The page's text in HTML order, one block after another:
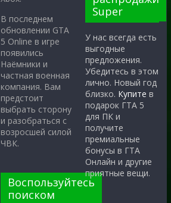
В последнем
обновлении GTA
5 Online в игре
появились
Наёмники и
частная военная
компания. Вам
предстоит
выбрать сторону
и разобраться с
возросшей силой
ЧВК.
Воспользуйтесь
поиском
Super
У нас всегда есть
выгодные
предложения.
Убедитесь в этом
лично. Новый год
близко. Купите в
подарок ГТА 5
для ПК и
получите
премиальные
бонусы в ГТА
Онлайн и другие
приятные вещи.